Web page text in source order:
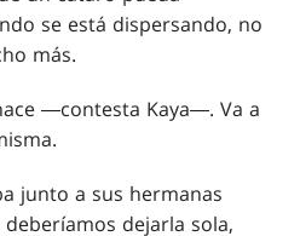
se está dispersando, no
más.
―contesta Kaya―. Va a
junto a sus hermanas
dejarla sola,